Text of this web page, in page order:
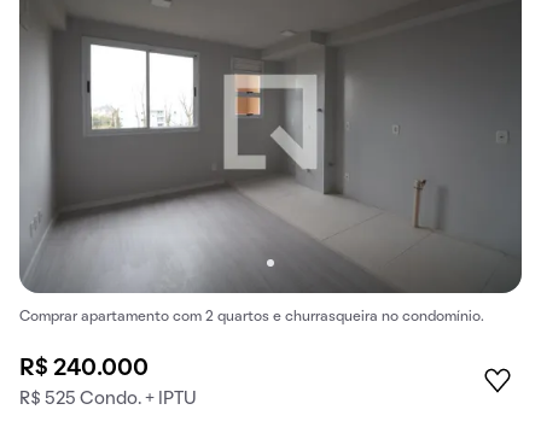
Comprar apartamento com 2 quartos e churrasqueira no condomínio.
R$ 240.000
R$ 525 Condo. + IPTU